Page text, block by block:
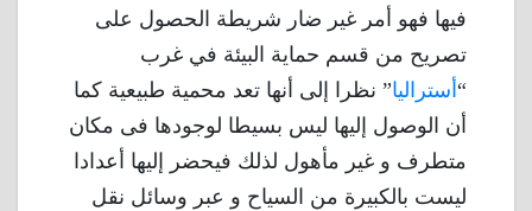
فيها فهو أمر غير ضار شريطة الحصول على
تصريح من قسم حماية البيئة في غرب
“ أستراليا” نظرا إلى أنها تعد محمية طبيعية كما
أن الوصول إليها ليس بسيطا لوجودها فى مكان
متطرف و غير مأهول لذلك فيحضر إليها أعدادا
ليست بالكبيرة من السياح و عبر وسائل نقل